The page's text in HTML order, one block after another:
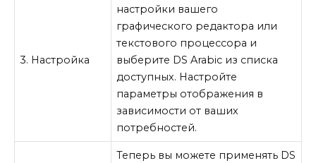
3. Настройка
настройки вашего
графического редактора или
текстового процессора и
выберите DS Arabic из списка
доступных. Настройте
параметры отображения в
зависимости от ваших
потребностей.
Теперь вы можете применять DS